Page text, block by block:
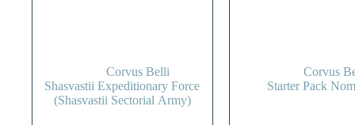
Corvus Belli
Shasvastii Expeditionary Force
(Shasvastii Sectorial Army)
Corvus
Starter Pack